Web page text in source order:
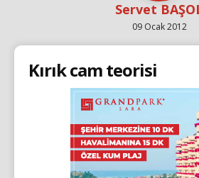
Servet
09 Ocak 2012
Kırık cam teorisi